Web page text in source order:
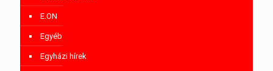
E.ON
Egyéb
Egyházi hírek